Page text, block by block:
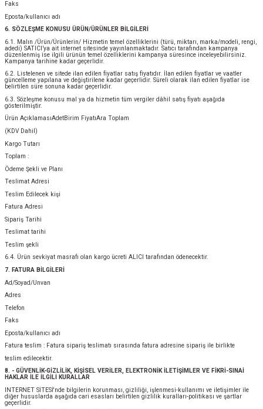
ŞAL
Faks
Eposta/kullanıcı adı
6. SÖZLEŞME KONUSU ÜRÜN/ÜRÜNLER BİLGİLERİ
6.1. Malın /Ürün/Ürünlerin/ Hizmetin temel özelliklerini (türü, miktarı, marka/modeli, rengi,
adedi) SATICI’ya ait internet sitesinde yayınlanmaktadır. Satıcı tarafından kampanya
düzenlenmiş ise ilgili ürünün temel özelliklerini kampanya süresince inceleyebilirsiniz.
Kampanya tarihine kadar geçerlidir.
6.2. Listelenen ve sitede ilan edilen fiyatlar satış fiyatıdır. İlan edilen fiyatlar ve vaatler
güncelleme yapılana ve değiştirilene kadar geçerlidir. Süreli olarak ilan edilen fiyatlar ise
belirtilen süre sonuna kadar geçerlidir.
6.3. Sözleşme konusu mal ya da hizmetin tüm vergiler dâhil satış fiyatı aşağıda
gösterilmiştir.
Ürün AçıklamasıAdetBirim FiyatıAra Toplam
(KDV Dahil)
Kargo Tutarı
Toplam :
Ödeme Şekli ve Planı
Teslimat Adresi
Teslim Edilecek kişi
Fatura Adresi
Sipariş Tarihi
Teslimat tarihi
Teslim şekli
6.4. Ürün sevkiyat masrafı olan kargo ücreti ALICI tarafından ödenecektir.
7. FATURA BİLGİLERİ
Ad/Soyad/Unvan
Adres
Telefon
Faks
Eposta/kullanıcı adı
Fatura teslim : Fatura sipariş teslimatı sırasında fatura adresine sipariş ile birlikte
teslim edilecektir.
8. - GÜVENLİK-GİZLİLİK, KİŞİSEL VERİLER, ELEKTRONİK İLETİŞİMLER VE FİKRİ-SINAİ
HAKLAR İLE İLGİLİ KURALLAR
INTERNET SİTESİ'nde bilgilerin korunması, gizliliği, işlenmesi-kullanımı ve iletişimler ile
diğer hususlarda aşağıda cari esasları belirtilen gizlilik kuralları-politikası ve şartlar
geçerlidir.